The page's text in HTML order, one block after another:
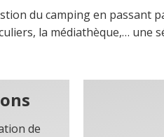
du camping en passant
la médiathèque,… une
de